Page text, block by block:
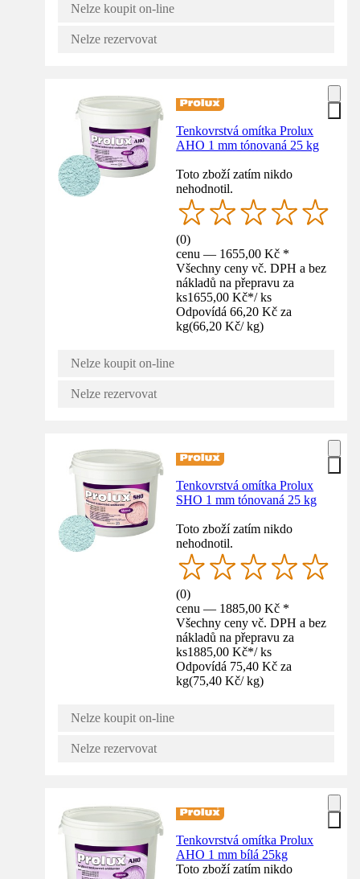
Nelze koupit on-line
Nelze rezervovat
Tenkovrstvá omítka Prolux
AHO 1 mm tónovaná 25 kg
Toto zboží zatím nikdo
nehodnotil.
(0)
cenu — 1655,00 Kč *
Všechny ceny vč. DPH a bez
nákladů na přepravu za
ks1655,00 Kč*/ ks
Odpovídá 66,20 Kč za
kg(66,20 Kč/ kg)
Nelze koupit on-line
Nelze rezervovat
Tenkovrstvá omítka Prolux
SHO 1 mm tónovaná 25 kg
Toto zboží zatím nikdo
nehodnotil.
(0)
cenu — 1885,00 Kč *
Všechny ceny vč. DPH a bez
nákladů na přepravu za
ks1885,00 Kč*/ ks
Odpovídá 75,40 Kč za
kg(75,40 Kč/ kg)
Nelze koupit on-line
Nelze rezervovat
Tenkovrstvá omítka Prolux
AHO 1 mm bílá 25kg
Toto zboží zatím nikdo